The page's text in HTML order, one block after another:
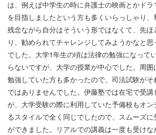
は、例えば中学生の時に弁護士の映画とかド
を目指しましたという方も多くいらっしゃり、
残念ながら自分はそういう形ではなくて、先
り、勧められてチャレンジしてみようかなと
でした。大学1年生の頃は法律の勉強になって
らないですが、大学の授業が中心でした。周
勉強していた方も多かったので、司法試験が
ではありませんでした。伊藤塾では在宅で受講
が、大学受験の際に利用していた予備校もオ
るスタイルで全く同じでしたので、スムーズに
ができました。リアルでの講義は一度も受け